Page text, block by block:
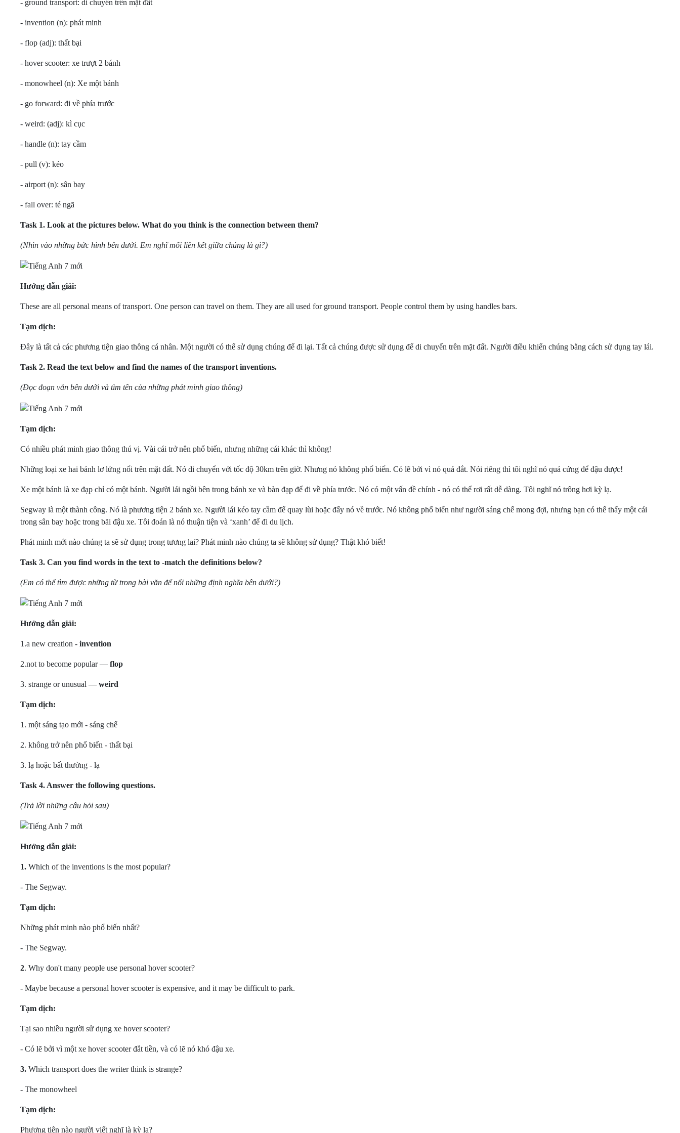
- ground transport: di chuyển trên mặt đất
- invention (n): phát minh
- flop (adj): thất bại
- hover scooter: xe trượt 2 bánh
- monowheel (n): Xe một bánh
- go forward: đi về phía trước
- weird: (adj): kì cục
- handle (n): tay cầm
- pull (v): kéo
- airport (n): sân bay
- fall over: té ngã
Task 1. Look at the pictures below. What do you think is the connection between them?
(Nhìn vào những bức hình bên dưới. Em nghĩ mối liên kết giữa chúng là gì?)
Hướng dẫn giải:
These are all personal means of transport. One person can travel on them. They are all used for ground transport. People control them by using handles bars.
Tạm dịch:
Đây là tất cả các phương tiện giao thông cá nhân. Một người có thể sử dụng chúng để đi lại. Tất cả chúng được sử dụng để di chuyển trên mặt đất. Người điều khiển chúng bằng cách sử dụng tay lái.
Task 2.Read the text below and find the names of the transport inventions.
(Đọc đoạn văn bên dưới và tìm tên của những phát minh giao thông)
Tạm dịch:
Có nhiều phát minh giao thông thú vị. Vài cái trở nên phổ biến, nhưng những cái khác thì không!
Những loại xe hai bánh lơ lửng nổi trên mặt đất. Nó di chuyển với tốc độ 30km trên giờ. Nhưng nó không phổ biến. Có lẽ bởi vì nó quá đắt. Nói riêng thì tôi nghĩ nó quá cứng để đậu được!
Xe một bánh là xe đạp chỉ có một bánh. Người lái ngồi bên trong bánh xe và bàn đạp để đi về phía trước. Nó có một vấn đề chính - nó có thể rơi rất dễ dàng. Tôi nghĩ nó trông hơi kỳ lạ.
Segway là một thành công. Nó là phương tiện 2 bánh xe. Người lái kéo tay cầm để quay lùi hoặc đẩy nó về trước. Nó không phổ biến như người sáng chế mong đợi, nhưng bạn có thể thấy một cái
trong sân bay hoặc trong bãi đậu xe. Tôi đoán là nó thuận tiện và ‘xanh’ để đi du lịch.
Phát minh mới nào chúng ta sẽ sử dụng trong tương lai? Phát minh nào chúng ta sẽ không sử dụng? Thật khó biết!
Task 3. Can you find words in the text to -match the definitions below?
(Em có thể tìm được những từ trong bài văn để nối những định nghĩa bên dưới?)
Hướng dẫn giải:
1.a new creation -invention
2.not to become popular —flop
3. strange or unusual —weird
Tạm dịch:
1. một sáng tạo mới - sáng chế
2. không trở nên phổ biến - thất bại
3. lạ hoặc bất thường - lạ
Task 4. Answer the following questions.
(Trả lời những câu hỏi sau)
Hướng dẫn giải:
1. Which of the inventions is the most popular?
- The Segway.
Tạm dịch:
Những phát minh nào phổ biến nhất?
- The Segway.
2. Why don't many people use personal hover scooter?
- Maybe because a personal hover scooter is expensive, and it may be difficult to park.
Tạm dịch:
Tại sao nhiều người sử dụng xe hover scooter?
- Có lẽ bởi vì một xe hover scooter đắt tiền, và có lẽ nó khó đậu xe.
3. Which transport does the writer think is strange?
- The monowheel
Tạm dịch:
Phương tiện nào người viết nghĩ là kỳ lạ?